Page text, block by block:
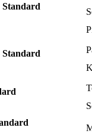
Standard
Standard